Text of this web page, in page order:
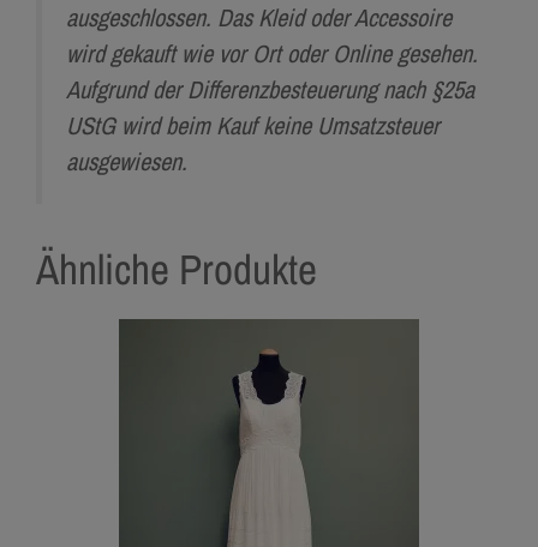
ausgeschlossen. Das Kleid oder Accessoire
wird gekauft wie vor Ort oder Online gesehen.
Aufgrund der Differenzbesteuerung nach §25a
UStG wird beim Kauf keine Umsatzsteuer
ausgewiesen.
Ähnliche Produkte